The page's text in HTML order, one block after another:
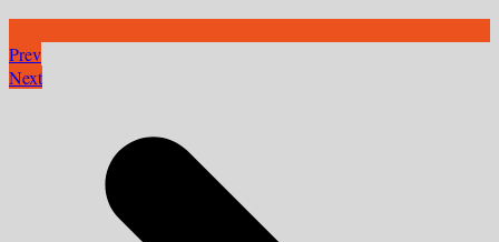
Prev
Next